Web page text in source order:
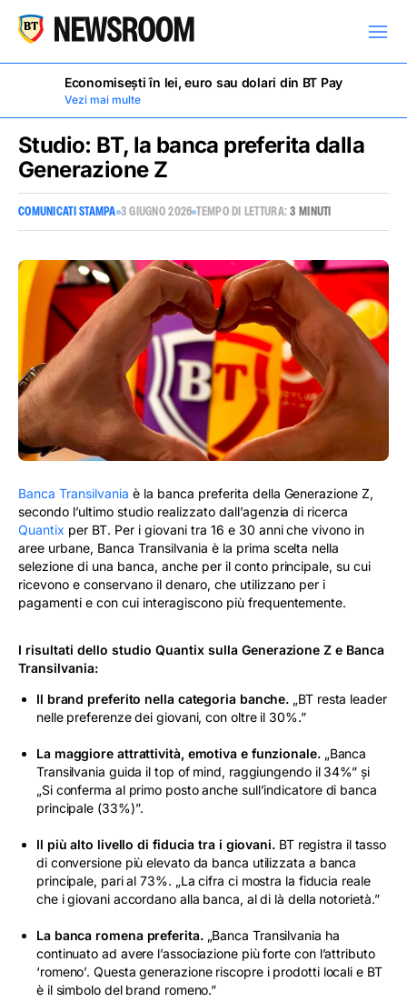
COMUNICATI STAMPA
PIETRE MILIARI
NOTIZIE
AVVISI
#BTVOCE
BLOG
Economisești în lei, euro sau dolari din BT Pay
Vezi mai multe
Studio: BT, la banca preferita dalla
Generazione Z
COMUNICATI STAMPA 3 GIUGNO 2026 TEMPO DI LETTURA:3 MINUTI
Banca Transilvania è la banca preferita della Generazione Z,
secondo l’ultimo studio realizzato dall’agenzia di ricerca
Quantix per BT. Per i giovani tra 16 e 30 anni che vivono in
aree urbane, Banca Transilvania è la prima scelta nella
selezione di una banca, anche per il conto principale, su cui
ricevono e conservano il denaro, che utilizzano per i
pagamenti e con cui interagiscono più frequentemente.
I risultati dello studio Quantix sulla Generazione Z e Banca
Transilvania:
Il brand preferito nella categoria banche. „BT resta leader
nelle preferenze dei giovani, con oltre il 30%.”
La maggiore attrattività, emotiva e funzionale. „Banca
Transilvania guida il top of mind, raggiungendo il 34%” și
„Si conferma al primo posto anche sull’indicatore di banca
principale (33%)”.
Il più alto livello di fiducia tra i giovani. BT registra il tasso
di conversione più elevato da banca utilizzata a banca
principale, pari al 73%. „La cifra ci mostra la fiducia reale
che i giovani accordano alla banca, al di là della notorietà.”
La banca romena preferita. „Banca Transilvania ha
continuato ad avere l’associazione più forte con l’attributo
‘romeno’. Questa generazione riscopre i prodotti locali e BT
è il simbolo del brand romeno.”